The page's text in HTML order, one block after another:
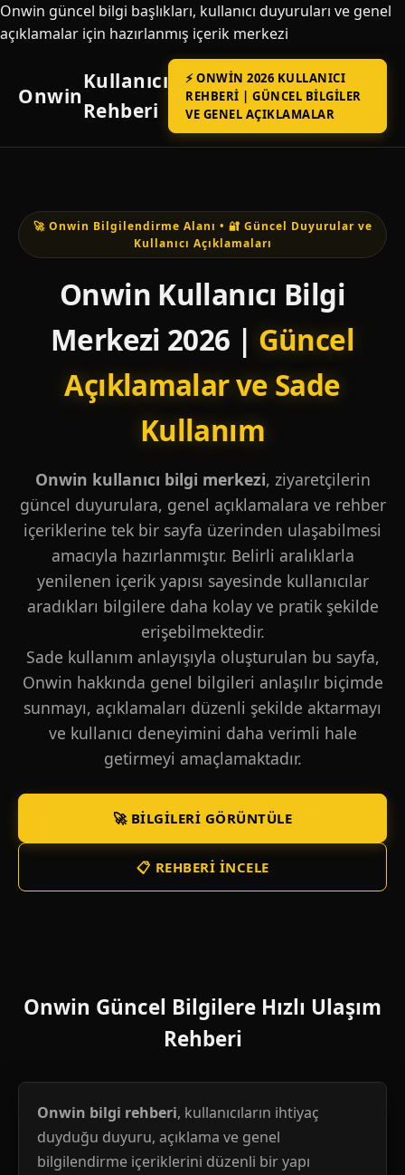
Onwin güncel bilgi başlıkları, kullanıcı duyuruları ve genel
açıklamalar için hazırlanmış içerik merkezi
Onwin
Kullanıcı
Rehberi
⚡ ONWIN 2026 KULLANICI
REHBERI | GÜNCEL BILGILER
VE GENEL AÇIKLAMALAR
🚀 Onwin Bilgilendirme Alanı • 🔐 Güncel Duyurular ve
Kullanıcı Açıklamaları
Onwin Kullanıcı Bilgi
Merkezi 2026 | Güncel
Açıklamalar ve Sade
Kullanım
Onwin kullanıcı bilgi merkezi, ziyaretçilerin
güncel duyurulara, genel açıklamalara ve rehber
içeriklerine tek bir sayfa üzerinden ulaşabilmesi
amacıyla hazırlanmıştır. Belirli aralıklarla
yenilenen içerik yapısı sayesinde kullanıcılar
aradıkları bilgilere daha kolay ve pratik şekilde
erişebilmektedir.
Sade kullanım anlayışıyla oluşturulan bu sayfa,
Onwin hakkında genel bilgileri anlaşılır biçimde
sunmayı, açıklamaları düzenli şekilde aktarmayı
ve kullanıcı deneyimini daha verimli hale
getirmeyi amaçlamaktadır.
🚀 BILGILERI GÖRÜNTÜLE
📋 REHBERI İNCELE
Onwin Güncel Bilgilere Hızlı Ulaşım
Rehberi
Onwin bilgi rehberi, kullanıcıların ihtiyaç
duyduğu duyuru, açıklama ve genel
bilgilendirme içeriklerini düzenli bir yapı